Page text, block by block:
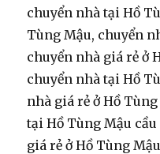
chuyển nhà tại Hồ
Tùng Mậu, chuyển
chuyển nhà giá rẻ ở
chuyển nhà tại Hồ
nhà giá rẻ ở Hồ
tại Hồ Tùng Mậu
giá rẻ ở Hồ Tùng